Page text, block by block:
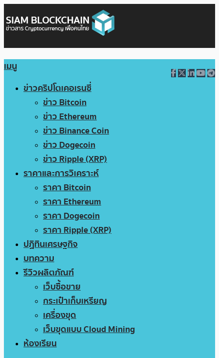
เมนู
ข่าวคริปโตเคอเรนซี่
ข่าว Bitcoin
ข่าว Ethereum
ข่าว Binance Coin
ข่าว Dogecoin
ข่าว Ripple (XRP)
ราคาและการวิเคราะห์
ราคา Bitcoin
ราคา Ethereum
ราคา Dogecoin
ราคา Ripple (XRP)
ปฏิทินเศรษฐกิจ
บทความ
รีวิวผลิตภัณฑ์
เว็บซื้อขาย
กระเป๋าเก็บเหรียญ
เครื่องขุด
เว็บขุดแบบ Cloud Mining
ห้องเรียน